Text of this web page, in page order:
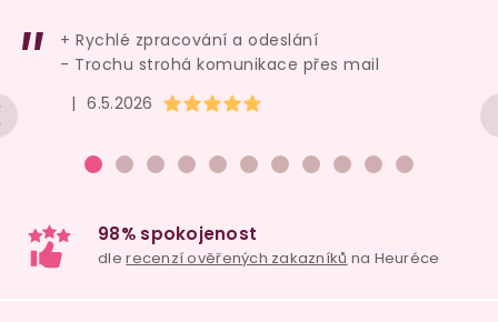
Hodnocení obchodu je 5 z 5 hvězdiček.
| 6.5.2026
+ Rychlé zpracování a odeslání
- Trochu strohá komunikace přes mail